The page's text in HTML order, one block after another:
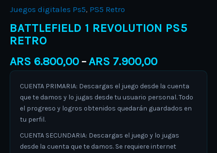
Juegos digitales Ps5, PS5 Retro
BATTLEFIELD 1 REVOLUTION PS5
RETRO
ARS 6.800,00 –ARS 7.900,00
CUENTA PRIMARIA: Descargas el juego desde la cuenta
que te damos y lo jugas desde tu usuario personal. Todo
el progreso y logros obtenidos quedarán guardados en
tu perfil.
CUENTA SECUNDARIA: Descargas el juego y lo jugas
desde la cuenta que te damos. Se requiere internet